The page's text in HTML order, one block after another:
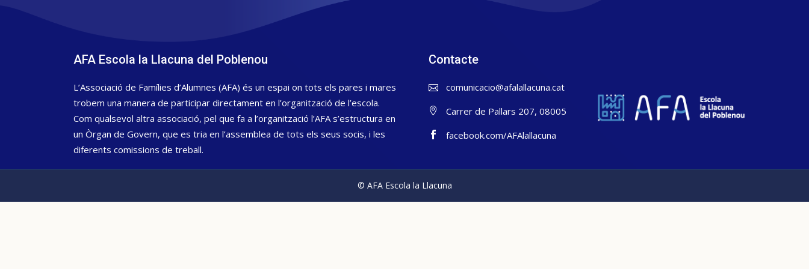
AFA Escola la Llacuna del Poblenou
L’Associació de Famílies d’Alumnes (AFA) és un espai on tots els pares i mares
trobem una manera de participar directament en l’organització de l’escola.
Com qualsevol altra associació, pel que fa a l’organització l’AFA s’estructura en
un Òrgan de Govern, que es tria en l’assemblea de tots els seus socis, i les
diferents comissions de treball.
Contacte
comunicacio@afalallacuna.cat
Carrer de Pallars 207, 08005
facebook.com/AFAlallacuna
© AFA Escola la Llacuna